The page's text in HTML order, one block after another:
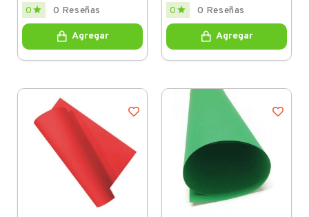
Price
0  0 Reseñas
Agregar
Price
0  0 Reseñas
Agregar